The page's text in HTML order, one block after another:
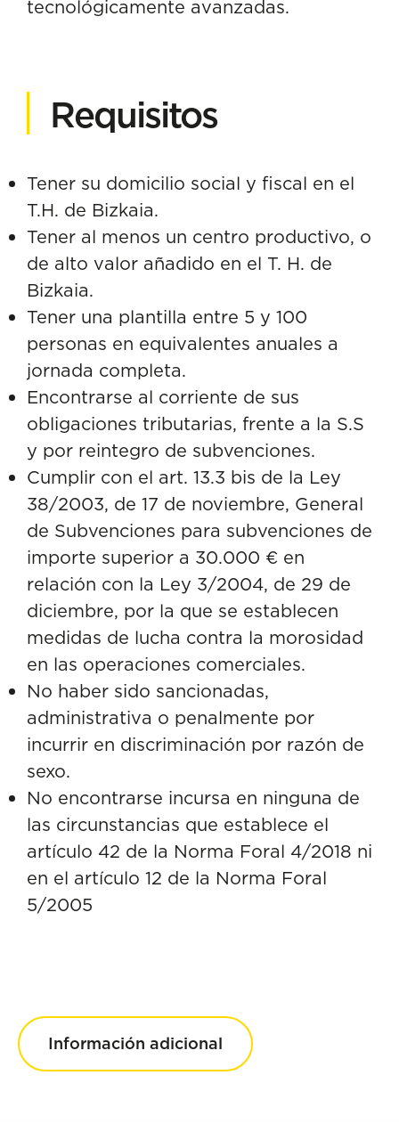
tecnológicamente avanzadas.
Requisitos
Tener su domicilio social y fiscal en el
T.H. de Bizkaia.
Tener al menos un centro productivo, o
de alto valor añadido en el T. H. de
Bizkaia.
Tener una plantilla entre 5 y 100
personas en equivalentes anuales a
jornada completa.
Encontrarse al corriente de sus
obligaciones tributarias, frente a la S.S
y por reintegro de subvenciones.
Cumplir con el art. 13.3 bis de la Ley
38/2003, de 17 de noviembre, General
de Subvenciones para subvenciones de
importe superior a 30.000 € en
relación con la Ley 3/2004, de 29 de
diciembre, por la que se establecen
medidas de lucha contra la morosidad
en las operaciones comerciales.
No haber sido sancionadas,
administrativa o penalmente por
incurrir en discriminación por razón de
sexo.
No encontrarse incursa en ninguna de
las circunstancias que establece el
artículo 42 de la Norma Foral 4/2018 ni
en el artículo 12 de la Norma Foral
5/2005
Información adicional